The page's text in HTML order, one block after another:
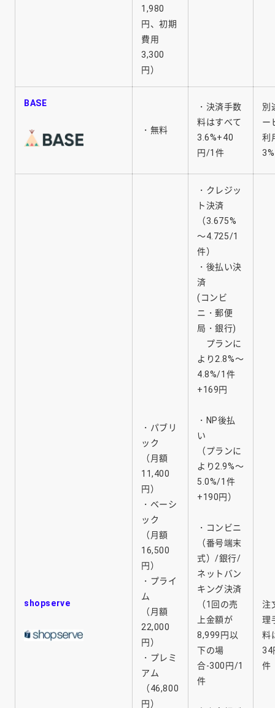
1,980
円、初期
費用
3,300
円）
BASE
・無料
・決済手数
料はすべて
3.6%+40
円/1件
別
ー
利
3%
shopserve
・パブリ
ック
（月額
11,400
円）
・ベーシ
ック
（月額
16,500
円）
・プライ
ム
（月額
22,000
円）
・プレミ
アム
（46,800
円）
・クレジッ
ト決済
（3.675%
～4.725/1
件）
・後払い決
済
(コンビ
ニ・郵便
局・銀行)
プランに
より2.8%～
4.8%/1件
+169円
・NP後払
い
（プランに
より2.9%～
5.0%/1件
+190円）
・コンビニ
（番号端末
式）/銀行/
ネットバン
キング決済
（1回の売
上金額が
8,999円以
下の場
合-300円/1
件
注
理
料
34
件